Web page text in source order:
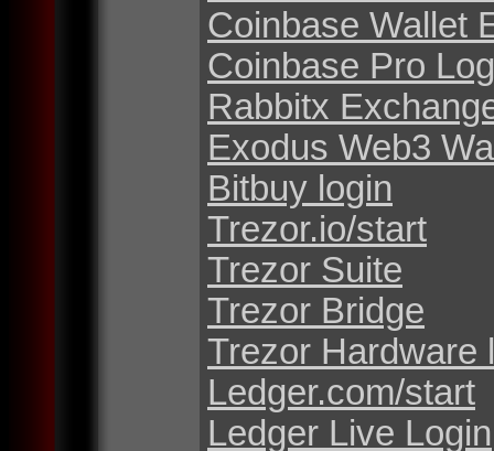
Coinbase Wallet
Coinbase Pro
Rabbitx
Exodus Web3
Bitbuy login
Trezor.io/start
Trezor Suite
Trezor Bridge
Trezor Hardware
Ledger.com/start
Ledger Live Login